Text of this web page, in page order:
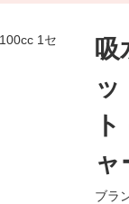
吸
ャ
ブラ